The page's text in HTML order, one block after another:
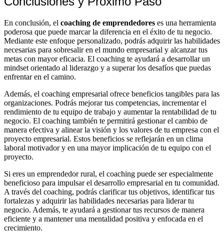
En conclusión, el coaching de emprendedores es una herramienta
poderosa que puede marcar la diferencia en el éxito de tu negocio.
Mediante este enfoque personalizado, podrás adquirir las habilidades
necesarias para sobresalir en el mundo empresarial y alcanzar tus
metas con mayor eficacia. El coaching te ayudará a desarrollar un
mindset orientado al liderazgo y a superar los desafíos que puedas
enfrentar en el camino.
Además, el coaching empresarial ofrece beneficios tangibles para las
organizaciones. Podrás mejorar tus competencias, incrementar el
rendimiento de tu equipo de trabajo y aumentar la rentabilidad de tu
negocio. El coaching también te permitirá gestionar el cambio de
manera efectiva y alinear la visión y los valores de tu empresa con el
proyecto empresarial. Estos beneficios se reflejarán en un clima
laboral motivador y en una mayor implicación de tu equipo con el
proyecto.
Si eres un emprendedor rural, el coaching puede ser especialmente
beneficioso para impulsar el desarrollo empresarial en tu comunidad.
A través del coaching, podrás clarificar tus objetivos, identificar tus
fortalezas y adquirir las habilidades necesarias para liderar tu
negocio. Además, te ayudará a gestionar tus recursos de manera
eficiente y a mantener una mentalidad positiva y enfocada en el
crecimiento.